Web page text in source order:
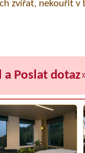
zvířat, nekouřit v
a Poslat dotaz